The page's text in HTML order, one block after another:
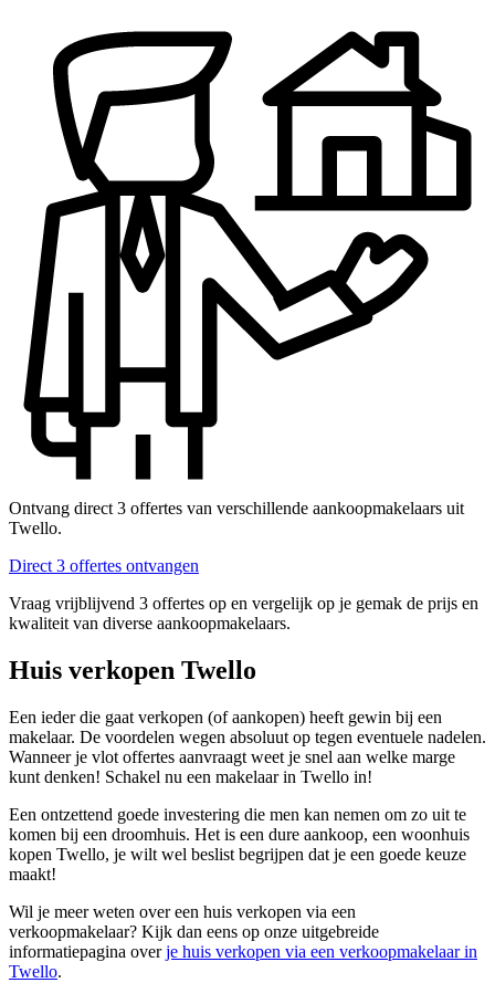
Ontvang direct 3 offertes van verschillende aankoopmakelaars uit
Twello.
Direct 3 offertes ontvangen
Vraag vrijblijvend 3 offertes op en vergelijk op je gemak de prijs en
kwaliteit van diverse aankoopmakelaars.
Huis verkopen Twello
Een ieder die gaat verkopen (of aankopen) heeft gewin bij een
makelaar. De voordelen wegen absoluut op tegen eventuele nadelen.
Wanneer je vlot offertes aanvraagt weet je snel aan welke marge
kunt denken! Schakel nu een makelaar in Twello in!
Een ontzettend goede investering die men kan nemen om zo uit te
komen bij een droomhuis. Het is een dure aankoop, een woonhuis
kopen Twello, je wilt wel beslist begrijpen dat je een goede keuze
maakt!
Wil je meer weten over een huis verkopen via een
verkoopmakelaar? Kijk dan eens op onze uitgebreide
informatiepagina overje huis verkopen via een verkoopmakelaar in
Twello.